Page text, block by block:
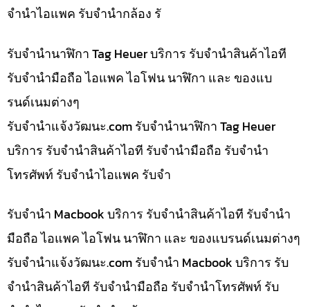
จำนำไอแพค รับจำนำกล้อง รั
รับจำนำนาฬิกา Tag Heuer บริการ รับจำนำสินค้าไอที
รับจำนำมือถือ ไอแพค ไอโฟน นาฬิกา และ ของแบ
รนด์เนมต่างๆ
รับจํานําแจ้งวัฒนะ.com รับจำนำนาฬิกา Tag Heuer
บริการ รับจำนำสินค้าไอที รับจำนำมือถือ รับจำนำ
โทรศัพท์ รับจำนำไอแพค รับจำ
รับจำนำ Macbook บริการ รับจำนำสินค้าไอที รับจำนำ
มือถือ ไอแพค ไอโฟน นาฬิกา และ ของแบรนด์เนมต่างๆ
รับจํานําแจ้งวัฒนะ.com รับจำนำ Macbook บริการ รับ
จำนำสินค้าไอที รับจำนำมือถือ รับจำนำโทรศัพท์ รับ